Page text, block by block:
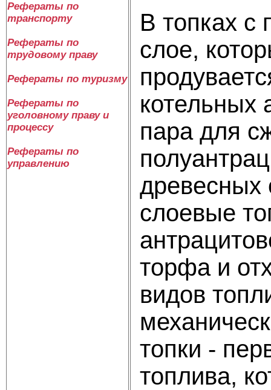
Рефераты по
транспорту
Рефераты по
трудовому праву
Рефераты по туризму
Рефераты по
уголовному праву и
процессу
Рефераты по
управлению
В топках с
слое,
котельных
пара для
древесных
слоевые
торфа и
видов
топки -
топлива,